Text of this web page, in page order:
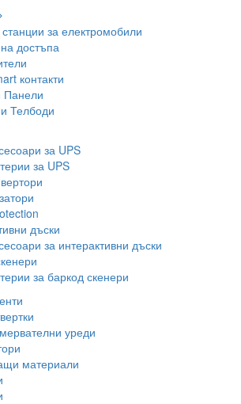
за електромобили
достъпа
контакти
Панели
Телбоди
за UPS
за UPS
дъски
за интерактивни дъски
за баркод скенери
уреди
материали